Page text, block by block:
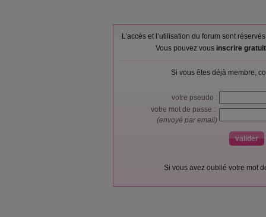
L’accès et l’utilisation du forum sont
Vous pouvez vous inscrire
Si vous êtes déjà membre,
votre pseudo :
votre mot de passe :
(envoyé par email)
Si vous avez oublié votre mot